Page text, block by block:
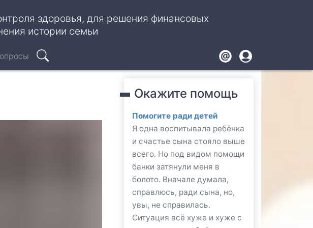
здоровья, для решения финансовых
истории семьи
Поиск Footer
User
account
menu
Окажите помощь
Помогите ради детей
Я одна воспитывала ребёнка
и счастье сына стояло выше
всего. Но под видом помощи
банки затянули меня в
болото. Вначале думала,
справлюсь, ради сына, но,
увы, не справилась.
Ситуация всё хуже и хуже с